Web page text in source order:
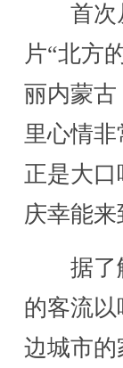
首次从
片“北方
丽内蒙
里心情
正是大
庆幸能来
据了解
的客流
边城市